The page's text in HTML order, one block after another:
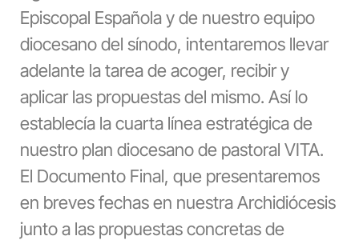
Episcopal Española y de nuestro equipo
diocesano del sínodo, intentaremos llevar
adelante la tarea de acoger, recibir y
aplicar las propuestas del mismo. Así lo
establecía la cuarta línea estratégica de
nuestro plan diocesano de pastoral VITA.
El Documento Final, que presentaremos
en breves fechas en nuestra Archidiócesis
junto a las propuestas concretas de